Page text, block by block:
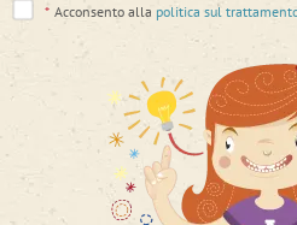
* Acconsento alla politica sul